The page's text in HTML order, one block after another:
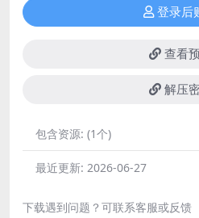
登录后
查看
解压
包含资源: (1个)
最近更新: 2026-06-27
下载遇到问题？可联系客服或反馈